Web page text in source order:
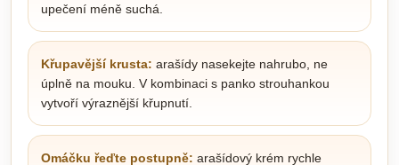
upečení méně suchá.
Křupavější krusta: arašídy nasekejte nahrubo, ne
úplně na mouku. V kombinaci s panko strouhankou
vytvoří výraznější křupnutí.
Omáčku řeďte postupně: arašídový krém rychle